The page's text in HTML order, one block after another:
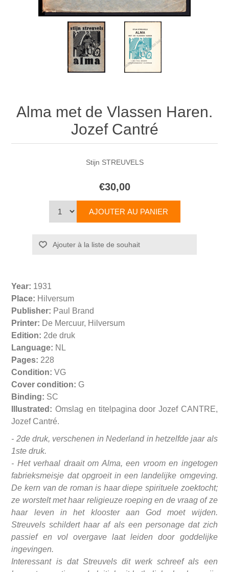
Alma met de Vlassen Haren.
Jozef Cantré
Stijn STREUVELS
€30,00
Year: 1931
Place: Hilversum
Publisher: Paul Brand
Printer: De Mercuur, Hilversum
Edition: 2de druk
Language: NL
Pages: 228
Condition: VG
Cover condition: G
Binding: SC
Illustrated: Omslag en titelpagina door Jozef CANTRE,
Jozef Cantré.
- 2de druk, verschenen in Nederlandin hetzelfde jaar als
1ste druk.
- Het verhaal draait om Alma, een vroom en ingetogen
fabrieksmeisje dat opgroeit in een landelijke omgeving.
De kern van de roman is haar diepe spirituele zoektocht;
ze worstelt met haar religieuze roeping en de vraag of ze
haar leven in het klooster aan God moet wijden.
Streuvels schildert haar af als een personage dat zich
passief en vol overgave laat leiden door goddelijke
ingevingen.
Interessant is dat Streuvels dit werk schreef als een